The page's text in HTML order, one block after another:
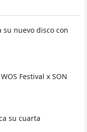
su nuevo disco con
Festival x SON
su cuarta